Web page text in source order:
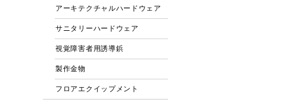
アーキテクチャルハードウェア
サニタリーハードウェア
視覚障害者用誘導鋲
製作金物
フロアエクイップメント